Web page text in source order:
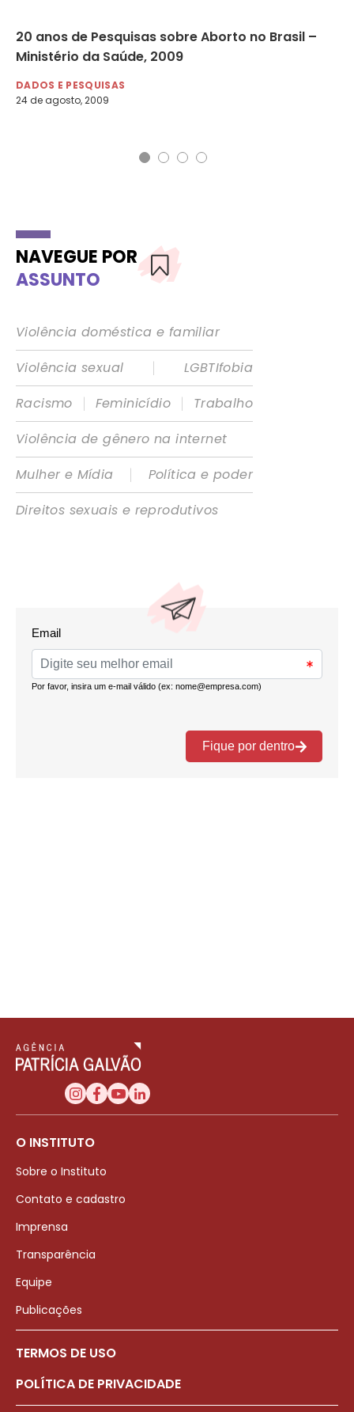
20 anos de Pesquisas sobre Aborto no Brasil –
Ministério da Saúde, 2009
DADOS E PESQUISAS
24 de agosto, 2009
NAVEGUE POR
ASSUNTO
Violência doméstica e familiar
Violência sexual
|
LGBTIfobia
Racismo
| Feminicídio |
Trabalho
Violência de gênero na internet
Mulher e Mídia
|
Política e poder
Direitos sexuais e reprodutivos
O INSTITUTO
Sobre o Instituto
Contato e cadastro
Imprensa
Transparência
Equipe
Publicações
TERMOS DE USO
POLÍTICA DE PRIVACIDADE